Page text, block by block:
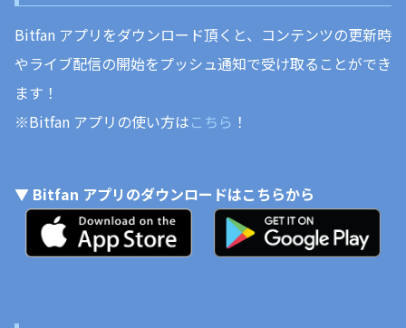
Bitfan アプリをダウンロード頂くと、コンテンツの更新時
やライブ配信の開始をプッシュ通知で受け取ることができ
ます！
※Bitfan アプリの使い方はこちら ！
▼ Bitfan アプリのダウンロードはこちらから